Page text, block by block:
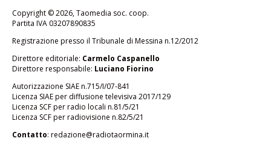
Copyright © 2026, Taomedia soc. coop.
Partita IVA 03207890835
Registrazione presso il Tribunale di Messina n.12/2012
Direttore editoriale: Carmelo Caspanello
Direttore responsabile: Luciano Fiorino
Autorizzazione SIAE n.715/I/07-841
Licenza SIAE per diffusione televisiva 2017/129
Licenza SCF per radio locali n.81/5/21
Licenza SCF per radiovisione n.82/5/21
Contatto: redazione@radiotaormina.it